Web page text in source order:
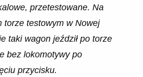
przetestowane. Na
torze testowym w Nowej
taki wagon jeździł po torze
bez lokomotywy po
przycisku.